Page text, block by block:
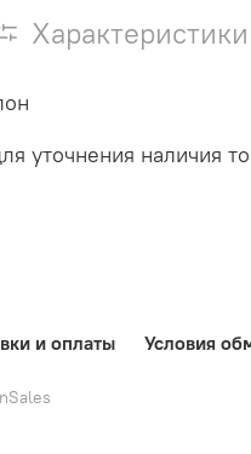
Характеристики
уточнения наличия
и оплаты Условия